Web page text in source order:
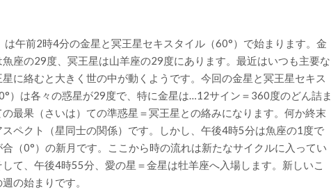
は午前2時4分の金星と冥王星セキスタイル（60°）で始まります。金
座の29度、冥王星は山羊座の29度にあります。最近はいつも主要な
星に絡むと大きく世の中が動くようです。今回の金星と冥王星セキス
）は各々の惑星が29度で、特に金星は…12サイン＝360度のどん詰ま
の最果（さいは）ての準惑星＝冥王星との絡みになります。何か終末
スペクト（星同士の関係）です。しかし、午後4時5分は魚座の1度で
合（0°）の新月です。ここから時の流れは新たなサイクルに入ってい
して、午後4時55分、愛の星＝金星は牡羊座へ入場します。新しいこ
の始まりです。